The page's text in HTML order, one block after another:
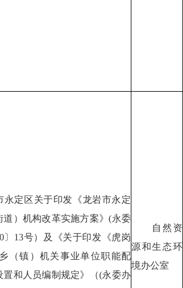
定区关于印发《龙岩市永定
道）机构改革实施方案》(永委
〕13号）及《关于印发《虎岗
（镇）机关事业单位职能配
置和人员编制规定》（(永委办
自然资
源和生态环
境办公室